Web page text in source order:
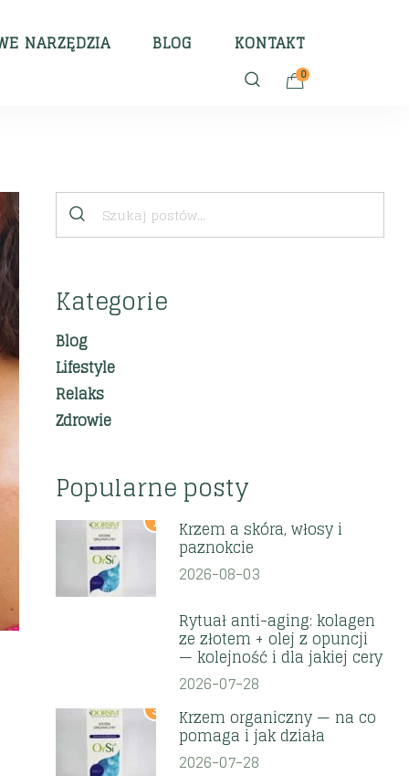
NARZĘDZIA BLOG KONTAKT
0
Kategorie
Blog
Lifestyle
Relaks
Zdrowie
Popularne posty
1 Krzem a skóra, włosy i
paznokcie
2026-08-03
Rytuał anti-aging: kolagen
ze złotem + olej z opuncji
— kolejność i dla jakiej cery
2026-07-28
3 Krzem organiczny — na co
pomaga i jak działa
2026-07-28